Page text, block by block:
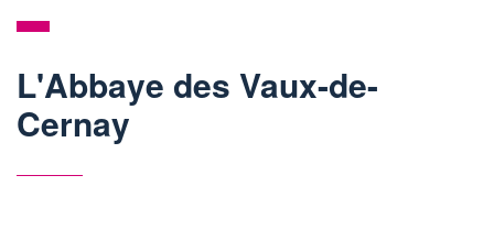
L'Abbaye des Vaux-de-
Cernay